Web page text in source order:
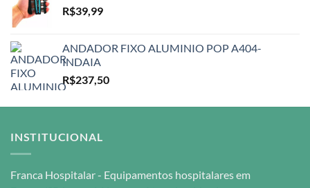
R$39,99
ANDADOR FIXO ALUMINIO POP A404-
INDAIA
R$237,50
INSTITUCIONAL
Franca Hospitalar - Equipamentos hospitalares em